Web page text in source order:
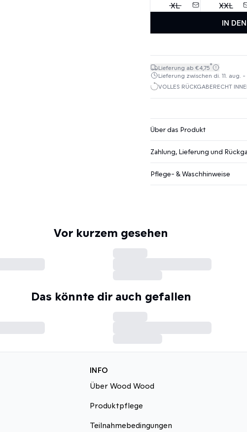
XL
XXL
IN
Lieferung ab €4,75*
Lieferung zwischen di. 11. aug. -
VOLLES RÜCKGABERECHT
Über das Produkt
Zahlung, Lieferung und
Pflege- & Waschhinweise
Vor kurzem gesehen
Das könnte dir auch gefallen
INFO
Über Wood Wood
Produktpflege
Teilnahmebedingungen